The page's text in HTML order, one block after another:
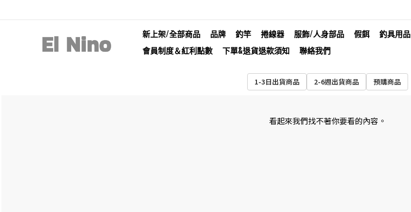
新上架/全部商品 品牌 釣竿 捲線器 服飾/人身部品 假餌 釣具用品
會員制度＆紅利點數
下單&退貨退款須知 聯絡我們
1-3日出貨商品 2-6週出貨商品 預購商品
看起來我們找不著你要看的內容。